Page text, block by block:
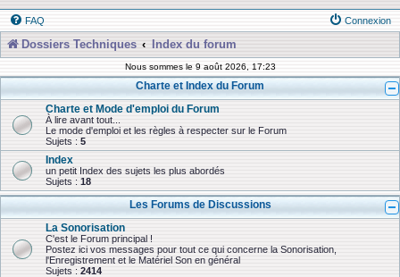
FAQ Connexion
Dossiers Techniques Index du forum
Nous sommes le 9 août 2026, 17:23
Charte et Index du Forum
Charte et Mode d'emploi du Forum
À lire avant tout...
Le mode d'emploi et les règles à respecter sur le Forum
Sujets : 5
Index
un petit Index des sujets les plus abordés
Sujets : 18
Les Forums de Discussions
La Sonorisation
C'est le Forum principal !
Postez ici vos messages pour tout ce qui concerne la Sonorisation,
l'Enregistrement et le Matériel Son en général
Sujets : 2414